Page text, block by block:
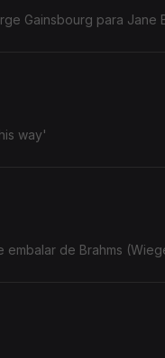
Gainsbourg para
way'
embalar de Brahms